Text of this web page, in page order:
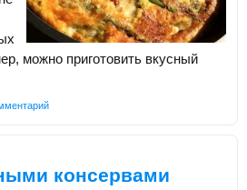
можно приготовить вкусный
консервами